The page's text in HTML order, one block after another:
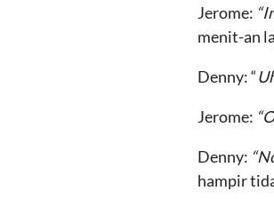
Jerome:
menit-an
Denny: “
Jerome:
Denny:
hampir